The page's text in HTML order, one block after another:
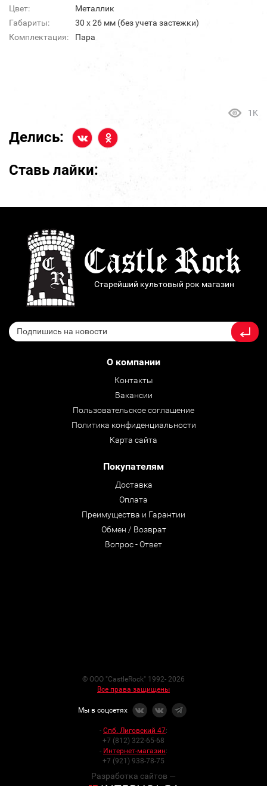
Цвет:
Металлик
Габариты:
30 х 26 мм (без учета застежки)
Комплектация:
Пара
1K
Делись:
Ставь лайки:
Старейший культовый рок магазин
О компании
Контакты
Вакансии
Пользовательское соглашение
Политика конфиденциальности
Карта сайта
Покупателям
Доставка
Оплата
Преимущества и Гарантии
Обмен / Возврат
Вопрос - Ответ
© ООО "CastleRock" 1992- 2026
Все права защищены
Мы в соцсетях
- Спб. Лиговский 47:
+7 (812) 322-65-68
- Интернет-магазин:
+7 (921) 938-78-75
Разработка сайтов —